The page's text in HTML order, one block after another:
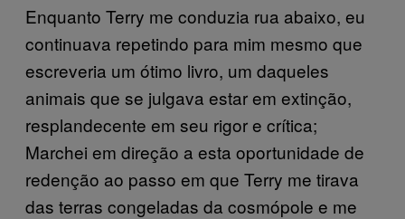
Enquanto Terry me conduzia rua abaixo, eu
continuava repetindo para mim mesmo que
escreveria um ótimo livro, um daqueles
animais que se julgava estar em extinção,
resplandecente em seu rigor e crítica;
Marchei em direção a esta oportunidade de
redenção ao passo em que Terry me tirava
das terras congeladas da cosmópole e me